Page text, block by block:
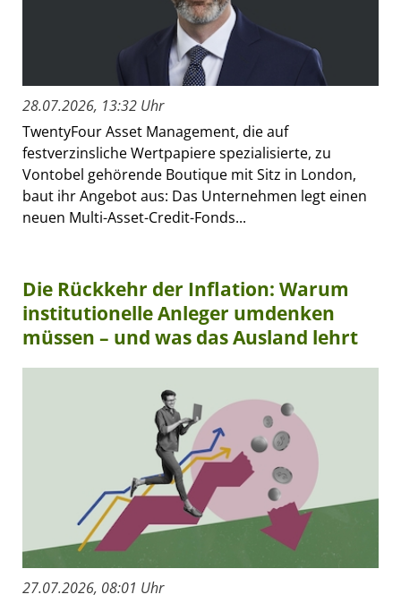
28.07.2026, 13:32 Uhr
TwentyFour Asset Management, die auf
festverzinsliche Wertpapiere spezialisierte, zu
Vontobel gehörende Boutique mit Sitz in London,
baut ihr Angebot aus: Das Unternehmen legt einen
neuen Multi-Asset-Credit-Fonds...
Die Rückkehr der Inflation: Warum
institutionelle Anleger umdenken
müssen – und was das Ausland lehrt
27.07.2026, 08:01 Uhr